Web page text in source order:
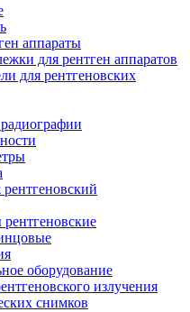
аппараты
для рентген аппаратов
для рентгеновских
оборудование
излучения
снимков